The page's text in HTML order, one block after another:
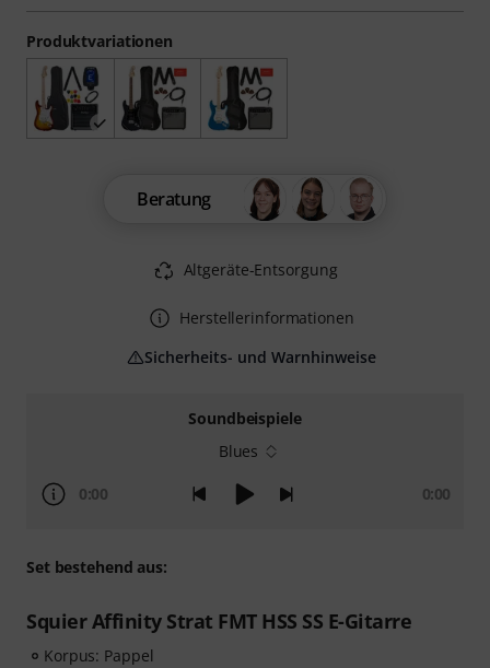
Soundbeispiele
Blues
0:00 0:00
Set bestehend aus:
Squier Affinity Strat FMT HSS SS E-Gitarre
Korpus: Pappel
Produktvariationen
Beratung
Altgeräte-Entsorgung
Herstellerinformationen
Sicherheits- und Warnhinweise